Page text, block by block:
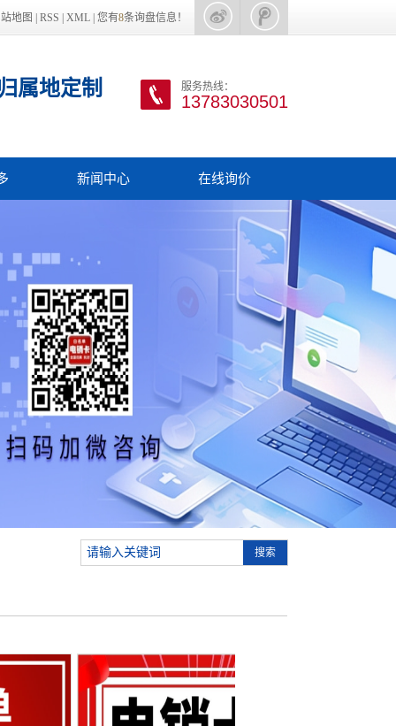
地图 RSS XML 您有8条询盘信息！
属地定制 服务热线：
13783030501
请
件
款码
道
卡
新闻中心
电销外呼卡
电销坐席办理
电销系统
其他更多
在线询价